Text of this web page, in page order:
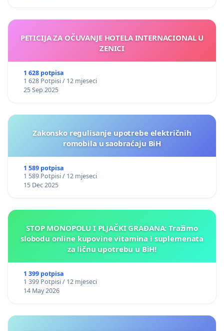
PETICIJA ZA OČUVANJE HOTELA INTERNACIONAL U
ZENICI
1 628 potpisa
1 628 Potpisi / 12 mjeseci
25 Sep 2025
Zakonsko regulisanje upotrebe električnih
romobila u saobraćaju BiH
1 589 potpisa
1 589 Potpisi / 12 mjeseci
15 Dec 2025
STOP MONOPOLU I PLJAČKI GRAĐANA: Tražimo
slobodu online kupovine vitamina i suplemenata
za ličnu upotrebu u BiH!
1 399 potpisa
1 399 Potpisi / 12 mjeseci
14 May 2026